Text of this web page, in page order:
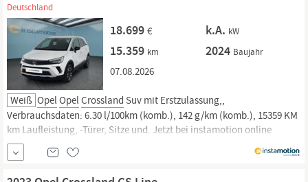
Deutschland
18.699 € k.A. kW
15.359 km 2024 Baujahr
07.08.2026
Weiß OpelOpelCrossland Suv mit Erstzulassung,,
Verbrauchsdaten: 6.30 l/100km (komb.), 142 g/km (komb.), 15359 KM
km Laufleistung, -Türer, Sitze und. Jetzt bei instamotion online
kaufen oder günstig finanzieren. Nur geprüfte Fahrzeuge mit
Garantie, 14 Tage Rückgaberecht und Lieferung vor die Haustür. Jetzt